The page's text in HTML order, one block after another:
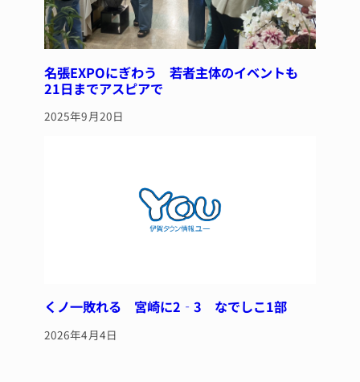
名張EXPOにぎわう 若者主体のイベントも
21日までアスピアで
2025年9月20日
くノ一敗れる 宮崎に2‐3 なでしこ1部
2026年4月4日